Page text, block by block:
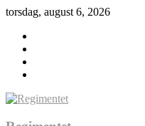
torsdag, august 6, 2026